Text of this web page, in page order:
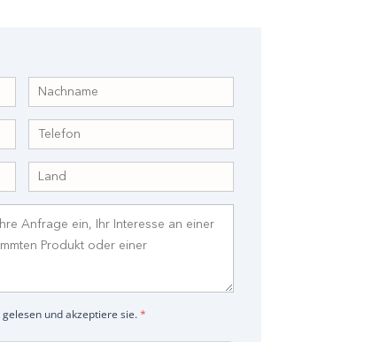
gelesen und akzeptiere sie.*